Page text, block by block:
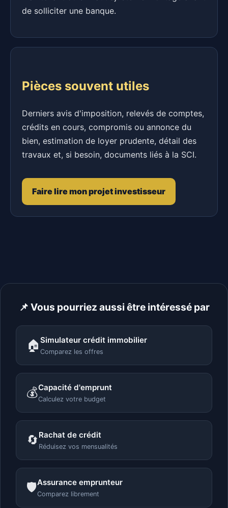
de solliciter une banque.
Pièces souvent utiles
Derniers avis d'imposition, relevés de comptes,
crédits en cours, compromis ou annonce du
bien, estimation de loyer prudente, détail des
travaux et, si besoin, documents liés à la SCI.
Faire lire mon projet investisseur
📌 Vous pourriez aussi être intéressé par
🏠 Simulateur crédit immobilier
Comparez les offres
💰Capacité d'emprunt
Calculez votre budget
🔄 Rachat de crédit
Réduisez vos mensualités
🛡️Assurance emprunteur
Comparez librement